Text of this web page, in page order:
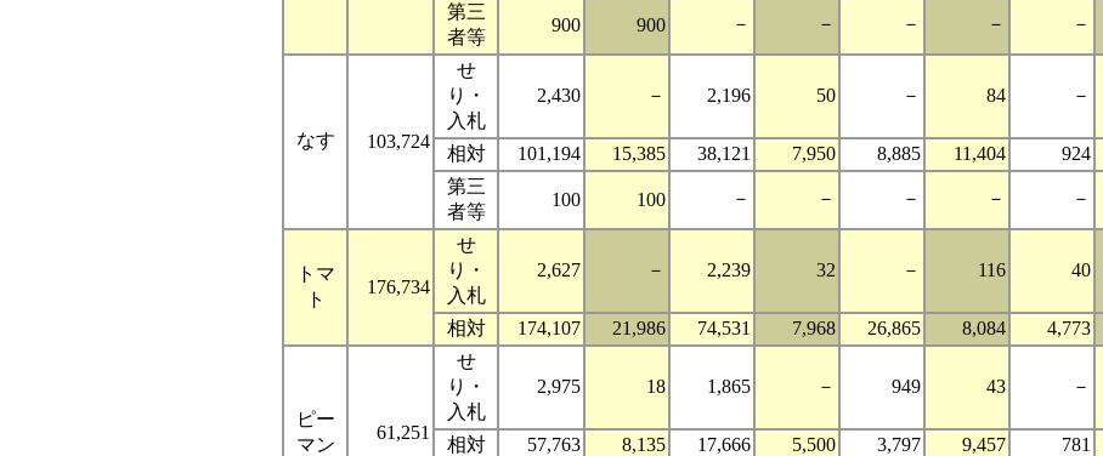
第三
者等
900 900 － － － － －
なす 103,724
せ
り・
入札
2,430 － 2,196 50 － 84 －
相対 101,194 15,385 38,121 7,950 8,885 11,404 924
第三
者等
100 100 － － － － －
トマ
ト
176,734
せ
り・
入札
2,627 － 2,239 32 － 116 40
相対 174,107 21,986 74,531 7,968 26,865 8,084 4,773
ピー
マン
61,251
せ
り・
入札
2,975 18 1,865 － 949 43 －
相対 57,763 8,135 17,666 5,500 3,797 9,457 781